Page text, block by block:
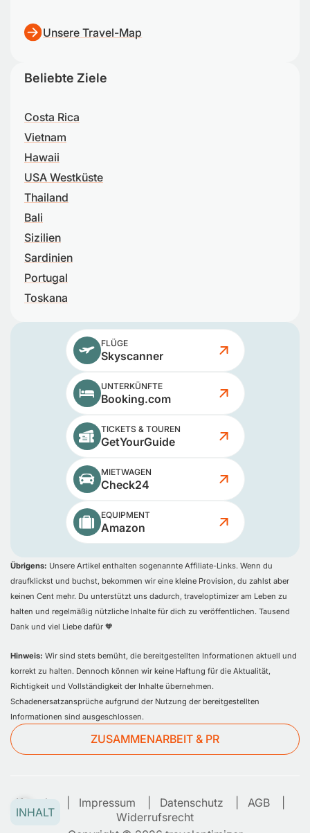
INHALT
Unsere Travel-Map
Beliebte Ziele
Costa Rica
Vietnam
Hawaii
USA Westküste
Thailand
Bali
Sizilien
Sardinien
Portugal
Toskana
FLÜGE
Skyscanner
UNTERKÜNFTE
Booking.com
TICKETS & TOUREN
GetYourGuide
MIETWAGEN
Check24
EQUIPMENT
Amazon
Übrigens: Unsere Artikel enthalten sogenannte Affiliate-Links. Wenn du
draufklickst und buchst, bekommen wir eine kleine Provision, du zahlst aber
keinen Cent mehr. Du unterstützt uns dadurch, traveloptimizer am Leben zu
halten und regelmäßig nützliche Inhalte für dich zu veröffentlichen. Tausend
Dank und viel Liebe dafür 🧡
Hinweis: Wir sind stets bemüht, die bereitgestellten Informationen aktuell und
korrekt zu halten. Dennoch können wir keine Haftung für die Aktualität,
Richtigkeit und Vollständigkeit der Inhalte übernehmen.
Schadenersatzansprüche aufgrund der Nutzung der bereitgestellten
Informationen sind ausgeschlossen.
ZUSAMMENARBEIT & PR
Kontakt Impressum Datenschutz
AGB
Widerrufsrecht